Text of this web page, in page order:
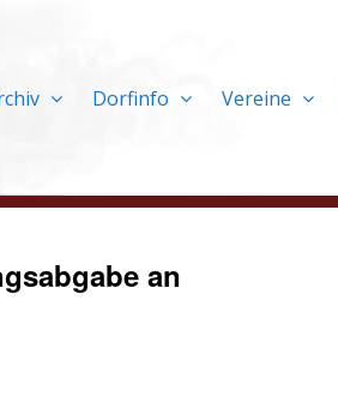
Dorfinfo Vereine
an